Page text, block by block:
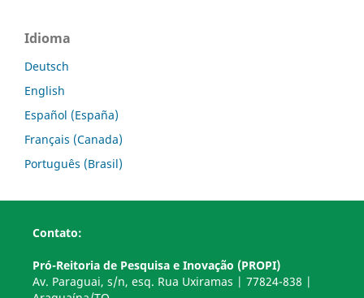
Idioma
Deutsch
English
Español (España)
Français (Canada)
Português (Brasil)
Contato:
Pró-Reitoria de Pesquisa e Inovação (PROPI)
Av. Paraguai, s/n, esq. Rua Uxiramas | 77824-838 |